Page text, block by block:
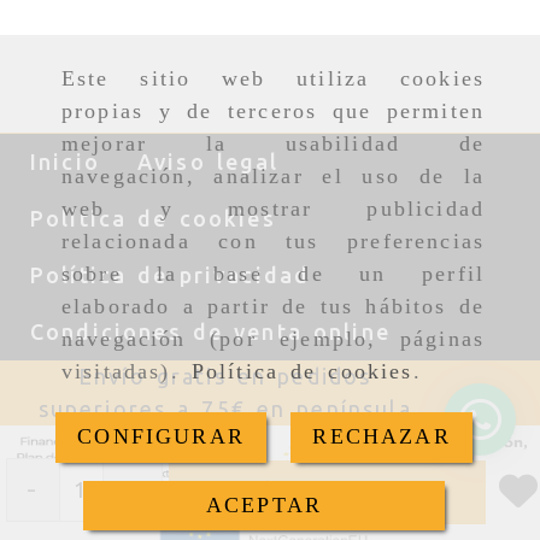
Este sitio web utiliza cookies
propias y de terceros que permiten
mejorar la usabilidad de
navegación, analizar el uso de la
web y mostrar publicidad
relacionada con tus preferencias
sobre la base de un perfil
elaborado a partir de tus hábitos de
navegación (por ejemplo, páginas
visitadas).Política de cookies .
CONFIGURAR RECHAZAR
ACEPTAR
- +
Inicio Aviso legal
Política de cookies
Política de privacidad
Condiciones de venta online
Envío gratis en pedidos
superiores a 75€ en península